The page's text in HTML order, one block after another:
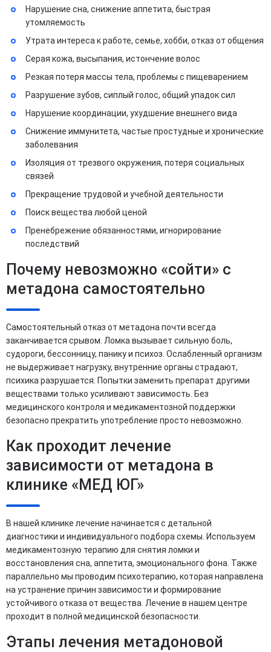
Нарушение сна, снижение аппетита, быстрая
утомляемость
Утрата интереса к работе, семье, хобби, отказ от общения
Серая кожа, высыпания, истончение волос
Резкая потеря массы тела, проблемы с пищеварением
Разрушение зубов, сиплый голос, общий упадок сил
Нарушение координации, ухудшение внешнего вида
Снижение иммунитета, частые простудные и хронические
заболевания
Изоляция от трезвого окружения, потеря социальных
связей
Прекращение трудовой и учебной деятельности
Поиск вещества любой ценой
Пренебрежение обязанностями, игнорирование
последствий
Почему невозможно «сойти» с
метадона самостоятельно
Самостоятельный отказ от метадона почти всегда
заканчивается срывом. Ломка вызывает сильную боль,
судороги, бессонницу, панику и психоз. Ослабленный организм
не выдерживает нагрузку, внутренние органы страдают,
психика разрушается. Попытки заменить препарат другими
веществами только усиливают зависимость. Без
медицинского контроля и медикаментозной поддержки
безопасно прекратить употребление просто невозможно.
Как проходит лечение
зависимости от метадона в
клинике «МЕД ЮГ»
В нашей клинике лечение начинается с детальной
диагностики и индивидуального подбора схемы. Используем
медикаментозную терапию для снятия ломки и
восстановления сна, аппетита, эмоционального фона. Также
параллельно мы проводим психотерапию, которая направлена
на устранение причин зависимости и формирование
устойчивого отказа от вещества. Лечение в нашем центре
проходит в полной медицинской безопасности.
Этапы лечения метадоновой